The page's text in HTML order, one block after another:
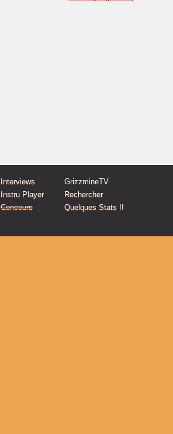
Interviews
Instru Player
Concours
GrizzmineTV
Rechercher
Quelques Stats !!